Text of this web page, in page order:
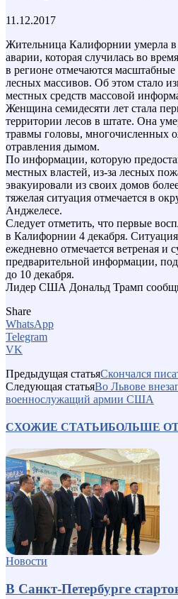
11.12.2017
Жительница Калифорнии умерла в
аварии, которая случилась во
в регионе отмечаются масштабные
лесных массивов. Об этом стало
местных средств массовой
Женщина семидесяти лет стала
территории лесов в штате. Она
травмы головы, многочисленных
отравления дымом.
По информации, которую
местных властей, из-за лесных
эвакуировали из своих домов
тяжелая ситуация отмечается в
Анджелесе.
Следует отметить, что первые
в Калифорнии 4 декабря. Ситуация
ежедневно отмечается ветреная и
предварительной информации,
до 10 декабря.
Лидер США Дональд Трамп
Share
WhatsApp
Telegram
VK
Предыдущая статьяСкончался
Следующая статьяВо Львове
военнослужащий армии США
СХОЖИЕ СТАТЬИБОЛЬШЕ
Новости
В Санкт-Петербурге